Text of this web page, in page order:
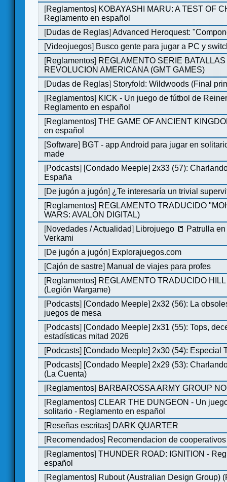
[Reglamentos] KOBAYASHI MARU: A TEST OF
Reglamento en español
[Dudas de Reglas]Advanced Heroquest:
[Videojuegos] Busco gente para jugar a PC y
[Reglamentos] REGLAMENTO SERIE
REVOLUCION AMERICANA (GMT GAMES)
[Dudas de Reglas] Storyfold: Wildwoods (Final
[Reglamentos] KICK - Un juego de fútbol de
Reglamento en español
[Reglamentos]THE GAME OF ANCIENT
en español
[Software] BGT - app Android para jugar en
made
[Podcasts] [Condado Meeple] 2x33 (57):
España
[De jugón a jugón] ¿Te interesaría un trivial
[Reglamentos] REGLAMENTO TRADUCIDO
WARS: AVALON DIGITAL)
[Novedades / Actualidad] Librojuego 📒 Patrulla
Verkami
[De jugón a jugón] Explorajuegos.com
[Cajón de sastre] Manual de viajes para profes
[Reglamentos] REGLAMENTO TRADUCIDO
(Legión Wargame)
[Podcasts] [Condado Meeple] 2x32 (56): La
juegos de mesa
[Podcasts] [Condado Meeple] 2x31 (55): Tops,
estadísticas mitad 2026
[Podcasts] [Condado Meeple] 2x30 (54): Especial
[Podcasts] [Condado Meeple] 2x29 (53):
(La Cuenta)
[Reglamentos] BARBAROSSA ARMY GROUP
[Reglamentos]CLEAR THE DUNGEON - Un
solitario - Reglamento en español
[Reseñas escritas] DARK QUARTER
[Recomendados] Recomendacion de
[Reglamentos]THUNDER ROAD: IGNITION -
español
[Reglamentos] Rubout (Australian Design Group)